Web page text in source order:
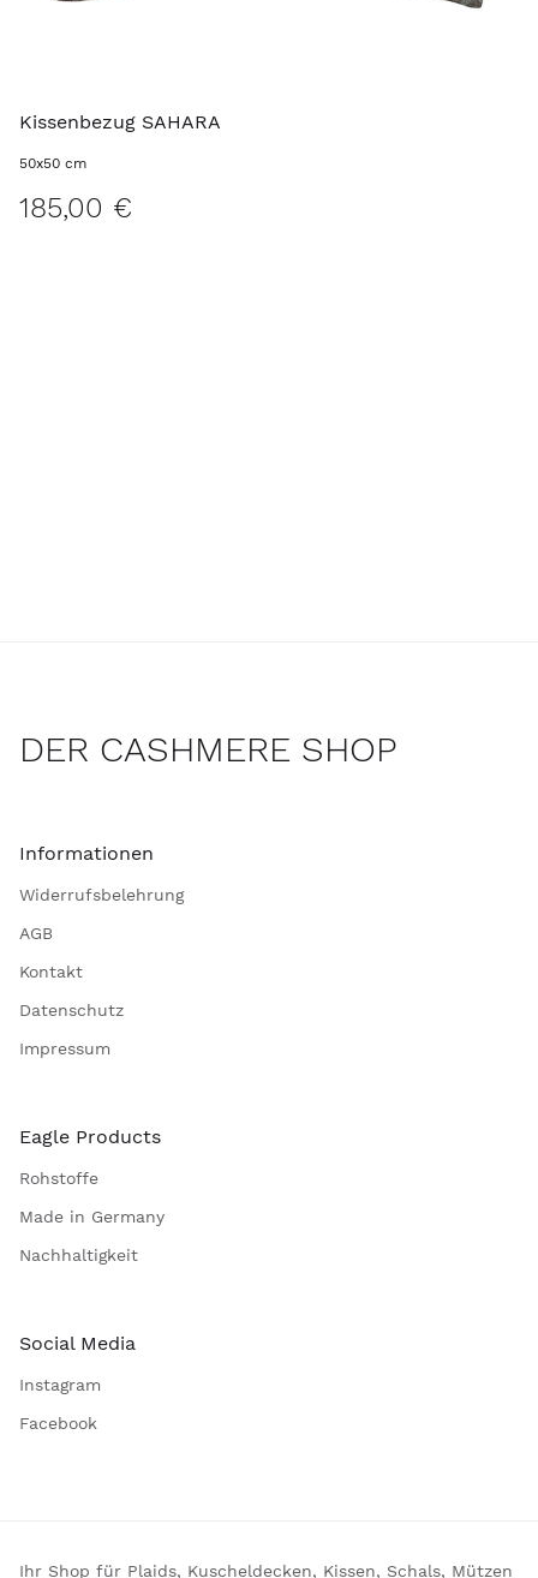
Kissenbezug SAHARA
50x50 cm
185,00 €
DER CASHMERE SHOP
Informationen
Widerrufsbelehrung
AGB
Kontakt
Datenschutz
Impressum
Eagle Products
Rohstoffe
Made in Germany
Nachhaltigkeit
Social Media
Instagram
Facebook
Ihr Shop für Plaids, Kuscheldecken, Kissen, Schals, Mützen